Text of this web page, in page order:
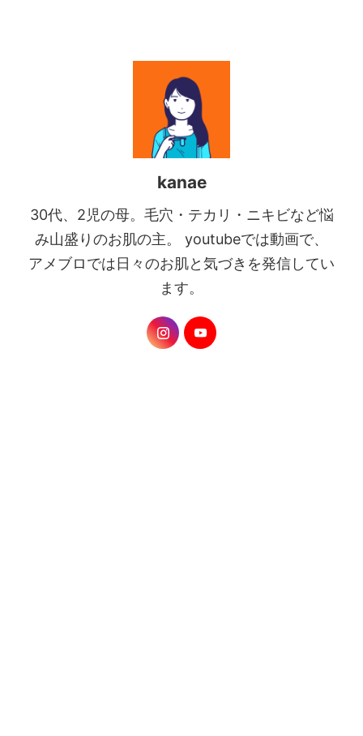
kanae
30代、2児の母。毛穴・テカリ・ニキビなど悩
み山盛りのお肌の主。 youtubeでは動画で、
アメブロでは日々のお肌と気づきを発信してい
ます。